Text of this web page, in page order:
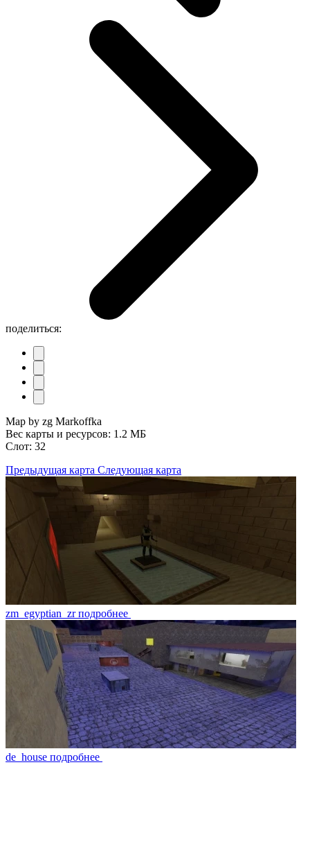
поделиться:
Map by zg Markoffka
Вес карты и ресурсов: 1.2 МБ
Слот: 32
Предыдущая карта Следующая карта
zm_egyptian_zr подробнее
de_house подробнее